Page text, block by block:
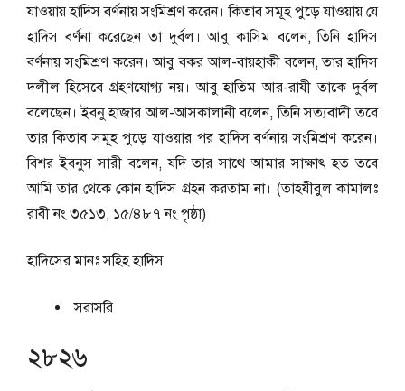
যাওয়ায় হাদিস বর্ণনায় সংমিশ্রণ করেন। কিতাব সমূহ পুড়ে যাওয়ায় যে
হাদিস বর্ণনা করেছেন তা দুর্বল। আবু কাসিম বলেন, তিনি হাদিস
বর্ণনায় সংমিশ্রণ করেন। আবু বকর আল-বায়হাকী বলেন, তার হাদিস
দলীল হিসেবে গ্রহণযোগ্য নয়। আবু হাতিম আর-রাযী তাকে দুর্বল
বলেছেন। ইবনু হাজার আল-আসকালানী বলেন, তিনি সত্যবাদী তবে
তার কিতাব সমূহ পুড়ে যাওয়ার পর হাদিস বর্ণনায় সংমিশ্রণ করেন।
বিশর ইবনুস সারী বলেন, যদি তার সাথে আমার সাক্ষাৎ হত তবে
আমি তার থেকে কোন হাদিস গ্রহন করতাম না। (তাহযীবুল কামালঃ
রাবী নং ৩৫১৩, ১৫/৪৮৭ নং পৃষ্ঠা)
হাদিসের মানঃসহিহ হাদিস
সরাসরি
২৮২৬